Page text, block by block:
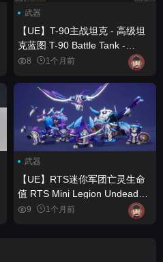
武器
【UE】T-90主战坦克 - 高级坦
克蓝图 T-90 Battle Tank -
Advanced Tank Blueprint
8 1个月前
武器
【UE】RTS迷你军团亡灵生命
值 RTS Mini Legion Undead
HP
9 1个月前